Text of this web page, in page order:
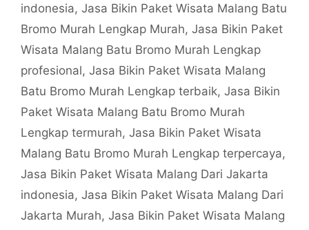
indonesia, Jasa Bikin Paket Wisata Malang Batu
Bromo Murah Lengkap Murah, Jasa Bikin Paket
Wisata Malang Batu Bromo Murah Lengkap
profesional, Jasa Bikin Paket Wisata Malang
Batu Bromo Murah Lengkap terbaik, Jasa Bikin
Paket Wisata Malang Batu Bromo Murah
Lengkap termurah, Jasa Bikin Paket Wisata
Malang Batu Bromo Murah Lengkap terpercaya,
Jasa Bikin Paket Wisata Malang Dari Jakarta
indonesia, Jasa Bikin Paket Wisata Malang Dari
Jakarta Murah, Jasa Bikin Paket Wisata Malang